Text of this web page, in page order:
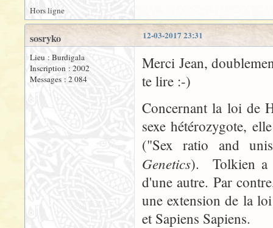
Hors ligne
12-03-2017 23:31
sosryko
Lieu : Burdigala
Inscription : 2002
Messages : 2 084
Merci Jean,
te lire :-)
Concernant la loi de
sexe hétérozygote,
("Sex ratio and
Genetics). Tolkien a
d'une autre. Par
une extension de la
et Sapiens Sapiens.